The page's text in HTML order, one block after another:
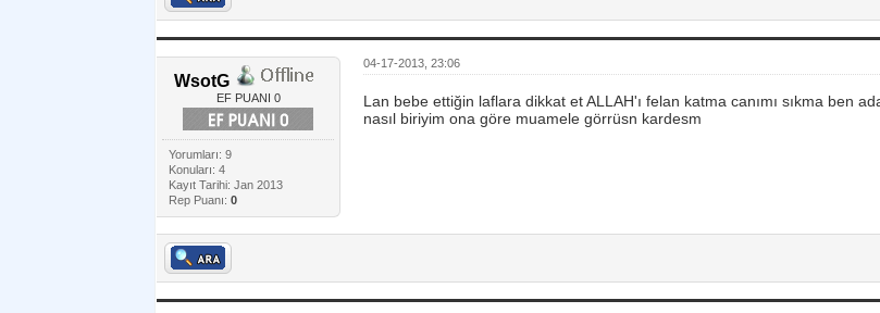
WsotG
EF PUANI 0
Yorumları: 9
Konuları: 4
Kayıt Tarihi: Jan 2013
Rep Puanı: 0
04-17-2013, 23:06
Lan bebe ettiğin laflara dikkat et ALLAH'ı felan katma canımı sıkma ben
nasıl biriyim ona göre muamele görrüsn kardesm